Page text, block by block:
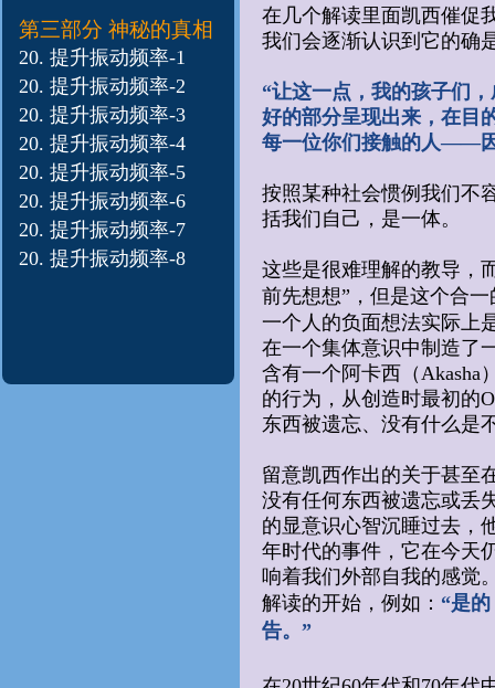
在几个解读里面凯西催促
我们会逐渐认识到它的确
“让这一点，我的孩子们
好的部分呈现出来，在目
每一位你们接触的人——
按照某种社会惯例我们不
括我们自己，是一体。
这些是很难理解的教导，
前先想想”，但是这个合
一个人的负面想法实际上
在一个集体意识中制造了
含有一个阿卡西（Akasha
的行为，从创造时最初的
东西被遗忘、没有什么是
留意凯西作出的关于甚至
没有任何东西被遗忘或丢
的显意识心智沉睡过去，
年时代的事件，它在今天
响着我们外部自我的感觉
解读的开始，例如： “是
告。”
第三部分 神秘的真相
20. 提升振动频率-1
20. 提升振动频率-2
20. 提升振动频率-3
20. 提升振动频率-4
20. 提升振动频率-5
20. 提升振动频率-6
20. 提升振动频率-7
20. 提升振动频率-8